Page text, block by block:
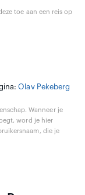
toe aan een reis op
Olav Pekeberg
Wanneer je
word je hier
die je